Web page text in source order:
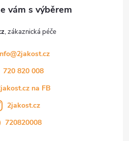
@2jakost.cz
720 820 008
na FB
2jakost.cz
720820008